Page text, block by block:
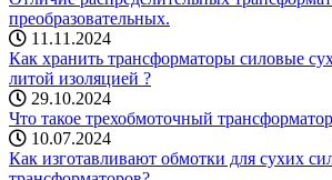
преобразовательных.
11.11.2024
Как хранить трансформаторы силовые
литой изоляцией ?
29.10.2024
Что такое трехобмоточный
10.07.2024
Как изготавливают обмотки для сухих